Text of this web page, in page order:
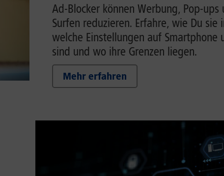
Ad-Blocker können Werbung, Pop-ups
Surfen reduzieren. Erfahre, wie Du sie
welche Einstellungen auf Smartphone
sind und wo ihre Grenzen liegen.
Mehr erfahren